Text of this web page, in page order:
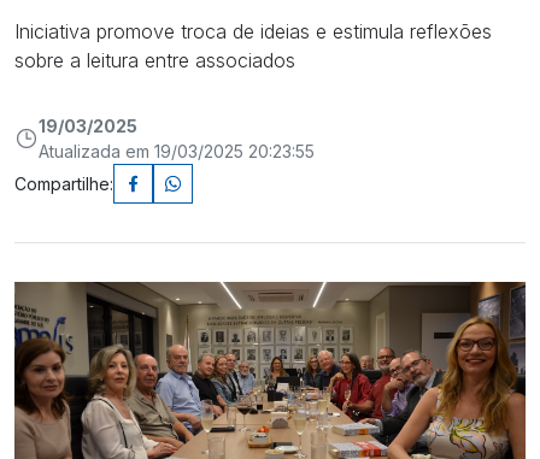
Iniciativa promove troca de ideias e estimula reflexões
sobre a leitura entre associados
19/03/2025
Atualizada em 19/03/2025 20:23:55
Compartilhe: